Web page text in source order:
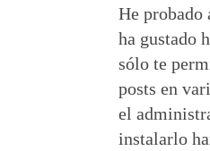
He probado
ha gustado
sólo te
posts en
el
instalarlo